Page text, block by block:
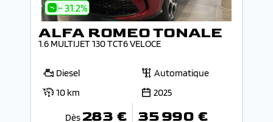
- 31.2%
ALFA ROMEO TONALE
1.6 MULTIJET 130 TCT6 VELOCE
Diesel
Automatique
10 km
2025
Dès 283 € 35 990 €